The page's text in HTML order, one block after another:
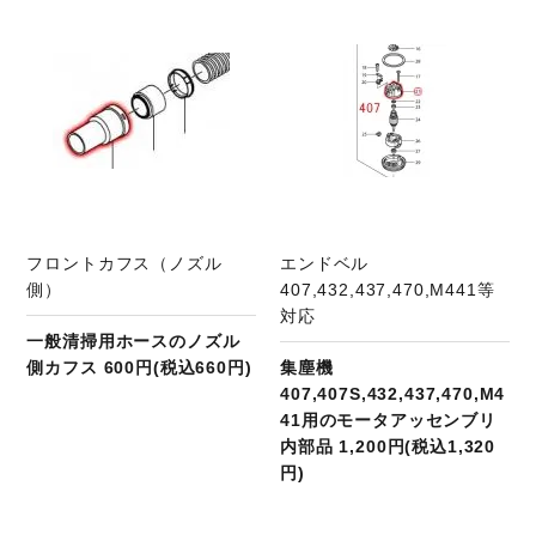
フロントカフス（ノズル
側）
一般清掃用ホースのノズル
側カフス 600円(税込660円)
エンドベル
407,432,437,470,M441等
対応
集塵機
407,407S,432,437,470,M4
41用のモータアッセンブリ
内部品 1,200円(税込1,320
円)